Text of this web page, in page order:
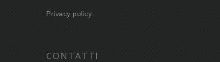
Privacy policy
CONTATTI